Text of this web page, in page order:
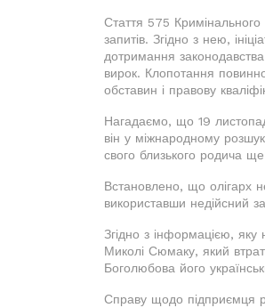
Стаття 575 Кримінального
запитів. Згідно з нею,
дотримання
вирок. Клопотання
обставин і правову
Нагадаємо, що 19
він у міжнародному
свого близького родича
Встановлено, що олігарх
використавши недійсний
Згідно з інформацією,
Миколі Сюмаку, який
Боголюбова його
Справу щодо підприємця